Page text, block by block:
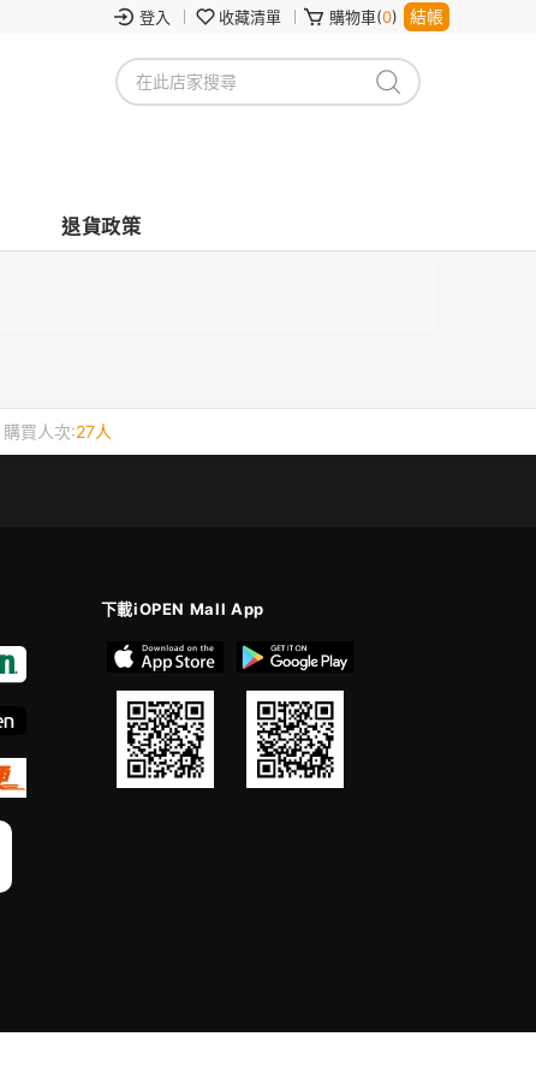
登入 收藏清單 購物車(0) 結帳
退貨政策
購買人次:27人
下載iOPEN Mall App